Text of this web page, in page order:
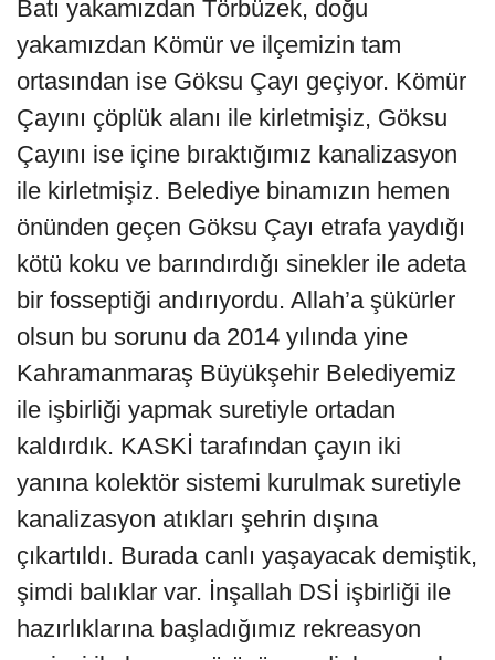
Batı yakamızdan Törbüzek, doğu
yakamızdan Kömür ve ilçemizin tam
ortasından ise Göksu Çayı geçiyor. Kömür
Çayını çöplük alanı ile kirletmişiz, Göksu
Çayını ise içine bıraktığımız kanalizasyon
ile kirletmişiz. Belediye binamızın hemen
önünden geçen Göksu Çayı etrafa yaydığı
kötü koku ve barındırdığı sinekler ile adeta
bir fosseptiği andırıyordu. Allah’a şükürler
olsun bu sorunu da 2014 yılında yine
Kahramanmaraş Büyükşehir Belediyemiz
ile işbirliği yapmak suretiyle ortadan
kaldırdık. KASKİ tarafından çayın iki
yanına kolektör sistemi kurulmak suretiyle
kanalizasyon atıkları şehrin dışına
çıkartıldı. Burada canlı yaşayacak demiştik,
şimdi balıklar var. İnşallah DSİ işbirliği ile
hazırlıklarına başladığımız rekreasyon